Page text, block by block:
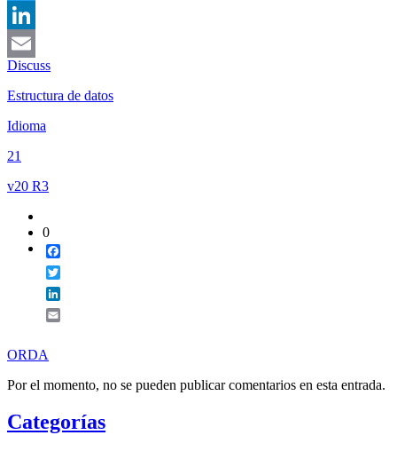
Twitter
LinkedIn
Email
Discuss
Estructura de datos
Idioma
21
v20 R3
0
ORDA
Por el momento, no se pueden publicar comentarios en esta entrada.
Categorías